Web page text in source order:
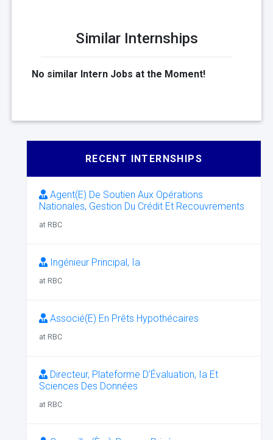
Similar Internships
No similar Intern Jobs at the Moment!
RECENT INTERNSHIPS
Agent(E) De Soutien Aux Opérations
Nationales, Gestion Du Crédit Et Recouvrements
at RBC
Ingénieur Principal, Ia
at RBC
Associé(E) En Prêts Hypothécaires
at RBC
Directeur, Plateforme D’Évaluation, Ia Et
Sciences Des Données
at RBC